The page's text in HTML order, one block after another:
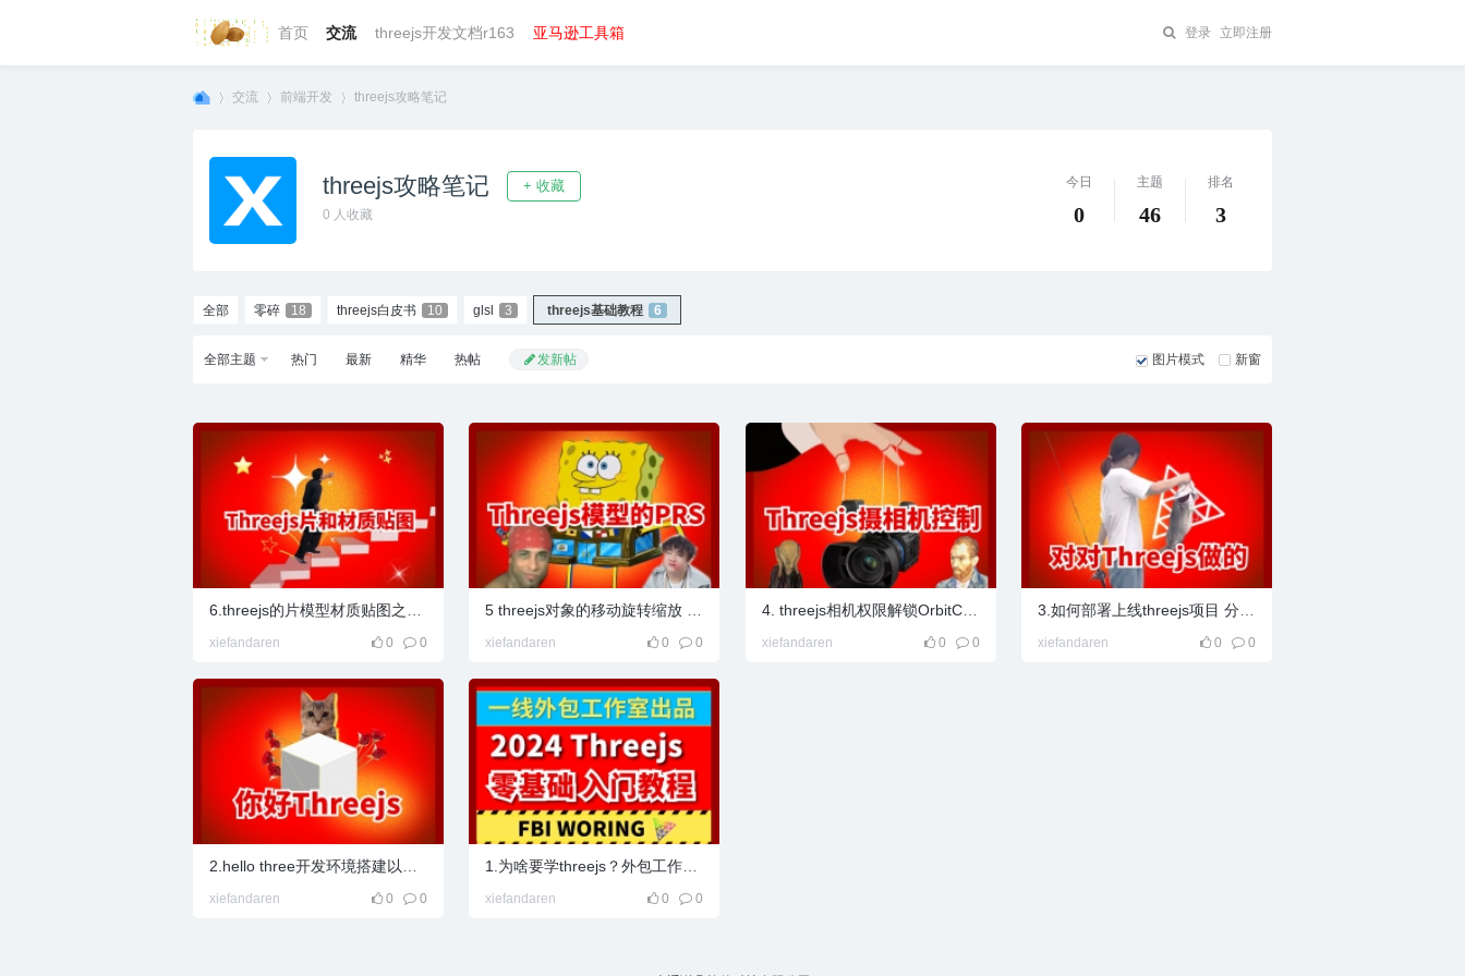
首页 交流 threejs开发文档r163 亚马逊工具箱 登录 立即注册
宝
交流
›
前端开发
›
threejs攻略笔记
threejs攻略笔记 + 收藏
0 人收藏
今日
0
主题
46
排名
3
全部 零碎 18 threejs白皮书 10 glsl 3 threejs基础教程 6
全部主题 热门 最新 精华 热帖 发新帖 图片模式 新窗
0 0
xiefandaren 0 0
xiefandaren 0 0
xiefandaren 0 0
xiefandaren
0 0
xiefandaren 0 0
xiefandaren